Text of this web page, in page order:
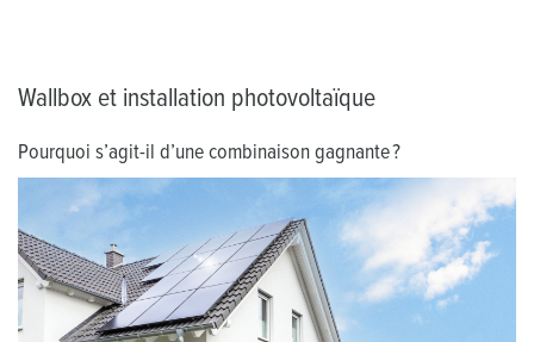
Wallbox et installation photovoltaïque
Pourquoi s’agit-il d’une combinaison gagnante ?